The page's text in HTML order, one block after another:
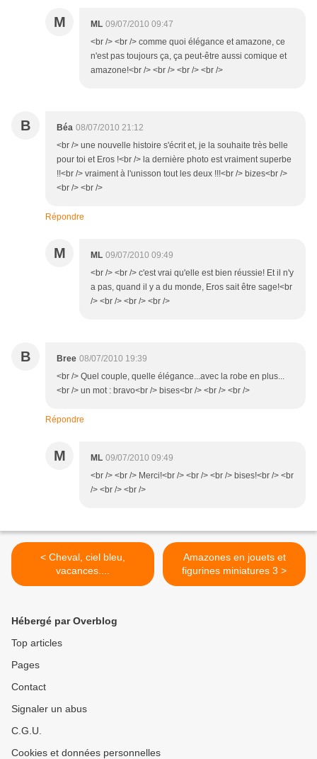
M ML 09/07/2010 09:47
<br /> <br /> comme quoi élégance et amazone, ce
n'est pas toujours ça, ça peut-être aussi comique et
amazone!<br /> <br /> <br /> <br />
B Béa 08/07/2010 21:12
<br /> une nouvelle histoire s'écrit et, je la souhaite très belle
pour toi et Eros !<br /> la dernière photo est vraiment superbe
!!<br /> vraiment à l'unisson tout les deux !!!<br /> bizes<br />
<br /> <br />
Répondre
M ML 09/07/2010 09:49
<br /> <br /> c'est vrai qu'elle est bien réussie! Et il n'y
a pas, quand il y a du monde, Eros sait être sage!<br
/> <br /> <br /> <br />
B Bree 08/07/2010 19:39
<br /> Quel couple, quelle élégance...avec la robe en plus...
<br /> un mot : bravo<br /> bises<br /> <br /> <br />
Répondre
M ML 09/07/2010 09:49
<br /> <br /> Merci!<br /> <br /> <br /> bises!<br /> <br
/> <br /> <br />
< Cheval, ciel bleu,
vacances....
Amazones en jouets et
figurines miniatures 3 >
Hébergé par Overblog
Top articles
Pages
Contact
Signaler un abus
C.G.U.
Cookies et données personnelles